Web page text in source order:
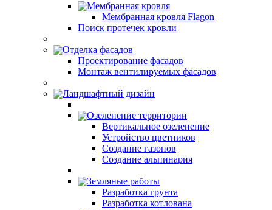
Мембранная кровля
Мембранная кровля Flagon
Поиск протечек кровли
Отделка фасадов
Проектирование фасадов
Монтаж вентилируемых фасадов
Ландшафтный дизайн
Озеленение территории
Вертикальное озеленение
Устройство цветников
Создание газонов
Создание альпинария
Земляные работы
Разработка грунта
Разработка котлована